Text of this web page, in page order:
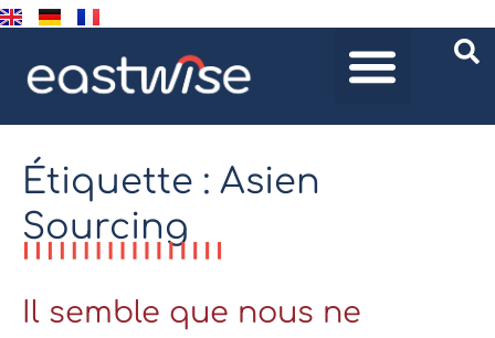
Étiquette : Asien
Sourcing
Il semble que nous ne